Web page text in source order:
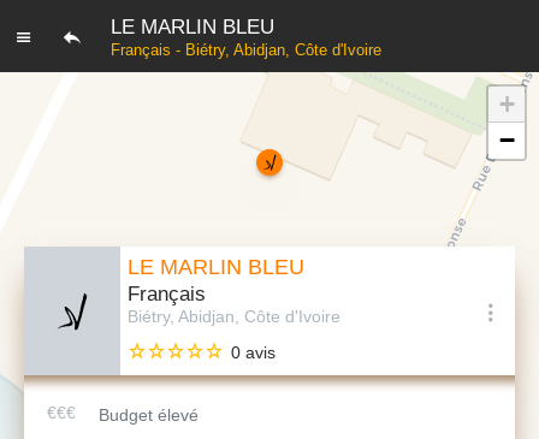
LE MARLIN BLEU
Français - Biétry, Abidjan, Côte d'Ivoire
LE MARLIN BLEU
Français
Biétry, Abidjan, Côte d'Ivoire
0 avis
Budget élevé
+
−